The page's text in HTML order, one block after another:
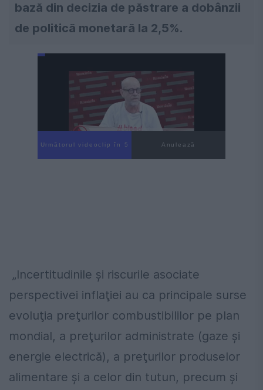
bază din decizia de păstrare a dobânzii
de politică monetară la 2,5%.
Următorul videoclip în 4 Anulează
„Incertitudinile şi riscurile asociate
perspectivei inflaţiei au ca principale surse
evoluţia preţurilor combustibililor pe plan
mondial, a preţurilor administrate (gaze şi
energie electrică), a preţurilor produselor
alimentare şi a celor din tutun, precum şi